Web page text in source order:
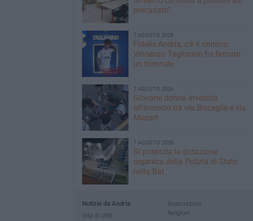
precariato"
7 AGOSTO 2026
Fidelis Andria, c'è il rinnovo:
Vincenzo Tagliarino ha firmato
un biennale
7 AGOSTO 2026
Giovane donna investita
all'incrocio tra via Bisceglie e via
Mozart
7 AGOSTO 2026
Si potenzia la dotazione
organica della Polizia di Stato
nella Bat
Notizie da Andria
Vita di città
Associazioni
Religioni